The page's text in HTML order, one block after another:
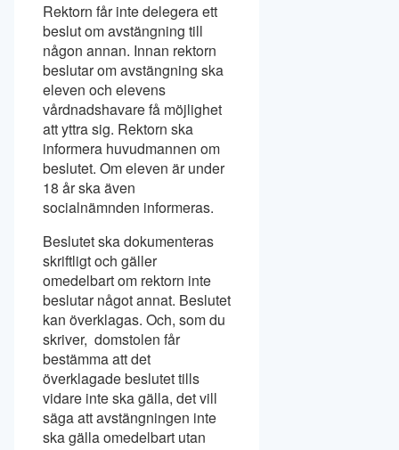
Rektorn får inte delegera ett
beslut om avstängning till
någon annan. Innan rektorn
beslutar om avstängning ska
eleven och elevens
vårdnadshavare få möjlighet
att yttra sig. Rektorn ska
informera huvudmannen om
beslutet. Om eleven är under
18 år ska även
socialnämnden informeras.
Beslutet ska dokumenteras
skriftligt och gäller
omedelbart om rektorn inte
beslutar något annat. Beslutet
kan överklagas. Och, som du
skriver, domstolen får
bestämma att det
överklagade beslutet tills
vidare inte ska gälla, det vill
säga att avstängningen inte
ska gälla omedelbart utan